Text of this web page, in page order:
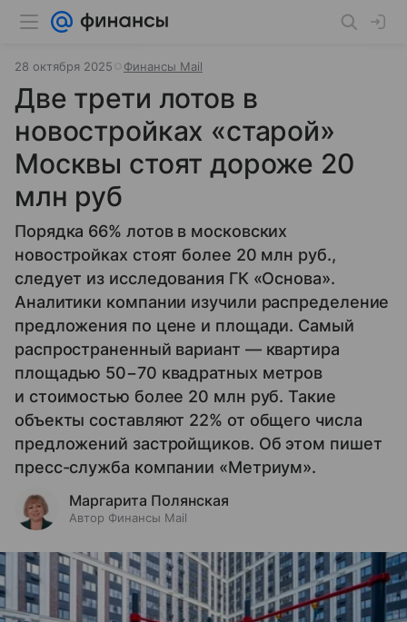
28 октября 2025 Финансы Mail
Две трети лотов в
новостройках «старой»
Москвы стоят дороже 20
млн руб
Порядка 66% лотов в московских
новостройках стоят более 20 млн руб.,
следует из исследования ГК «Основа».
Аналитики компании изучили распределение
предложения по цене и площади. Самый
распространенный вариант — квартира
площадью 50−70 квадратных метров
и стоимостью более 20 млн руб. Такие
объекты составляют 22% от общего числа
предложений застройщиков. Об этом пишет
пресс-служба компании «Метриум».
Маргарита Полянская
Автор Финансы Mail